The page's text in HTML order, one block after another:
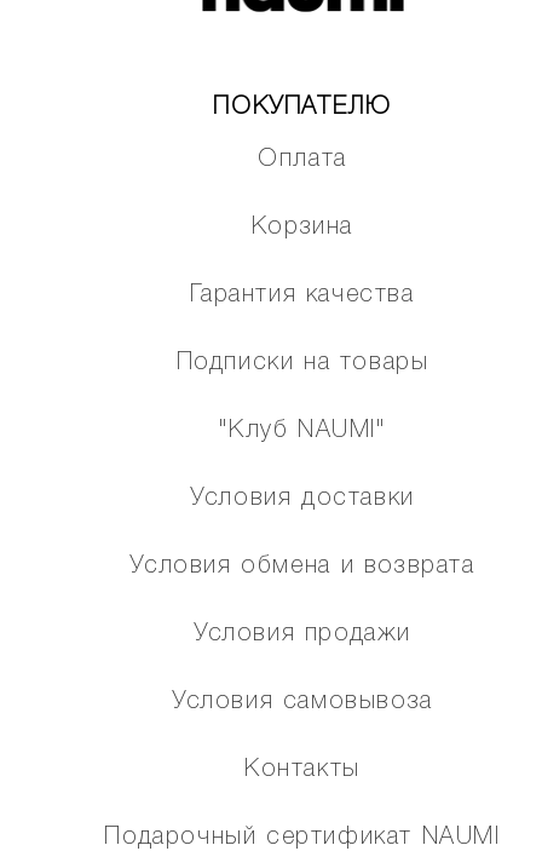
ПОКУПАТЕЛЮ
Оплата
Корзина
Гарантия качества
Подписки на товары
"Клуб NAUMI"
Условия доставки
Условия обмена и возврата
Условия продажи
Условия самовывоза
Контакты
Подарочный сертификат NAUMI